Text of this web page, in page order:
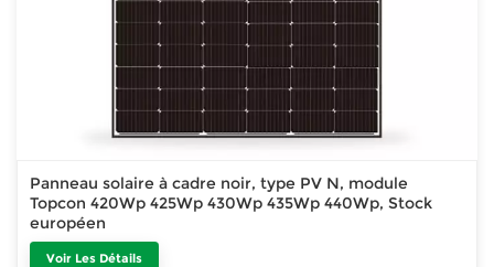
Panneau solaire à cadre noir, type PV N, module
Topcon 420Wp 425Wp 430Wp 435Wp 440Wp, Stock
européen
Voir Les Détails